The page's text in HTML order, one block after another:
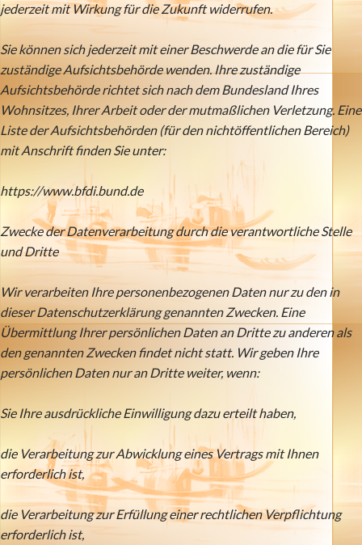
jederzeit mit Wirkung für die Zukunft widerrufen.
Sie können sich jederzeit mit einer Beschwerde an die für Sie
zuständige Aufsichtsbehörde wenden. Ihre zuständige
Aufsichtsbehörde richtet sich nach dem Bundesland Ihres
Wohnsitzes, Ihrer Arbeit oder der mutmaßlichen Verletzung. Eine
Liste der Aufsichtsbehörden (für den nichtöffentlichen Bereich)
mit Anschrift finden Sie unter:
https://www.bfdi.bund.de
Zwecke der Datenverarbeitung durch die verantwortliche Stelle
und Dritte
Wir verarbeiten Ihre personenbezogenen Daten nur zu den in
dieser Datenschutzerklärung genannten Zwecken. Eine
Übermittlung Ihrer persönlichen Daten an Dritte zu anderen als
den genannten Zwecken findet nicht statt. Wir geben Ihre
persönlichen Daten nur an Dritte weiter, wenn:
Sie Ihre ausdrückliche Einwilligung dazu erteilt haben,
die Verarbeitung zur Abwicklung eines Vertrags mit Ihnen
erforderlich ist,
die Verarbeitung zur Erfüllung einer rechtlichen Verpflichtung
erforderlich ist,